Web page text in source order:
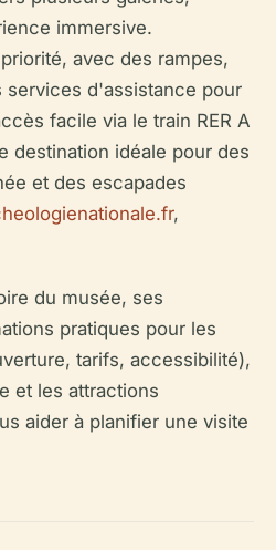
immersive.
avec des rampes,
services d'assistance pour
facile via le train RER A
destination idéale pour des
et des escapades
,
du musée, ses
pratiques pour les
tarifs, accessibilité),
et les attractions
aider à planifier une visite